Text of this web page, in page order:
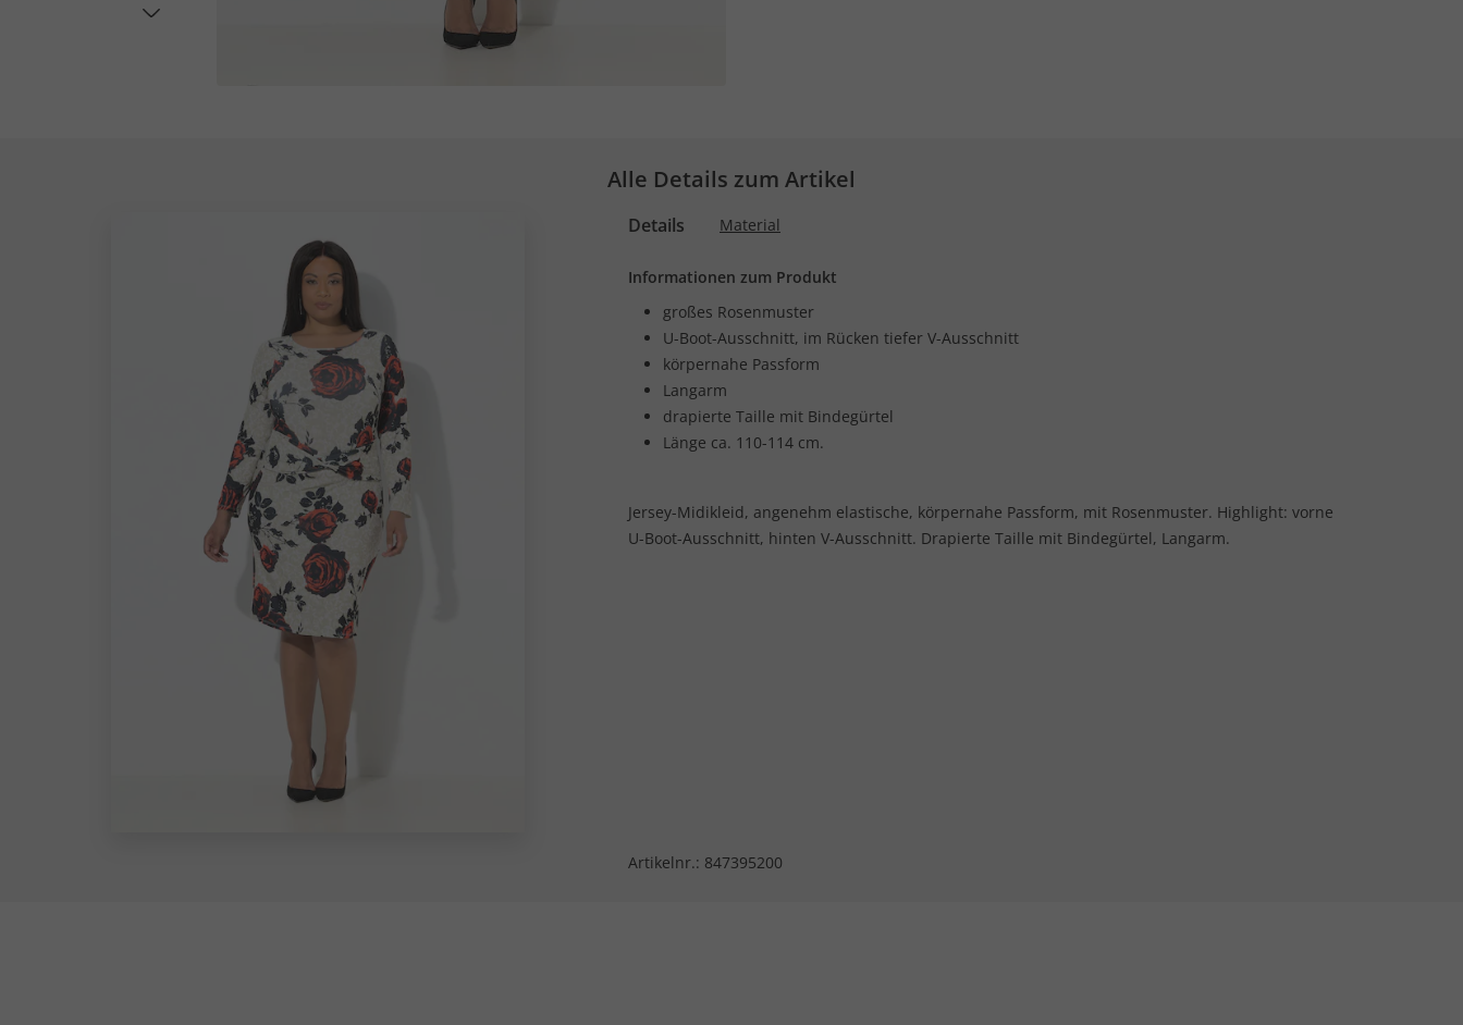
Alle Details zum Artikel
Details Material
Informationen zum Produkt
großes Rosenmuster
U-Boot-Ausschnitt, im Rücken tiefer V-Ausschnitt
körpernahe Passform
Langarm
drapierte Taille mit Bindegürtel
Länge ca. 110-114 cm.
Jersey-Midikleid, angenehm elastische, körpernahe Passform, mit Rosenmuster. Highlight: vorne
U-Boot-Ausschnitt, hinten V-Ausschnitt. Drapierte Taille mit Bindegürtel, Langarm.
Artikelnr.: 847395200